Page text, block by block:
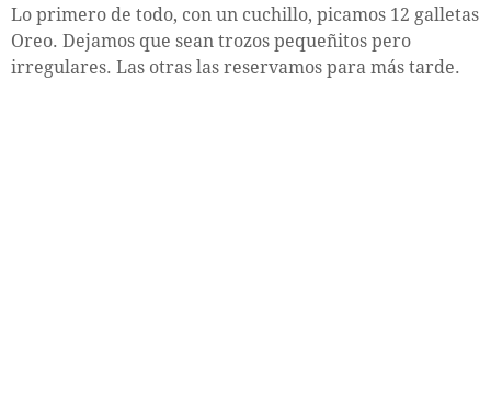
Lo primero de todo, con un cuchillo, picamos 12 galletas
Oreo. Dejamos que sean trozos pequeñitos pero
irregulares. Las otras las reservamos para más tarde.